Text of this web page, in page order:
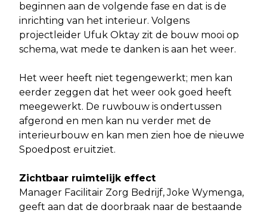
beginnen aan de volgende fase en dat is de
inrichting van het interieur. Volgens
projectleider Ufuk Oktay zit de bouw mooi op
schema, wat mede te danken is aan het weer.
Het weer heeft niet tegengewerkt; men kan
eerder zeggen dat het weer ook goed heeft
meegewerkt. De ruwbouw is ondertussen
afgerond en men kan nu verder met de
interieurbouw en kan men zien hoe de nieuwe
Spoedpost eruitziet.
Zichtbaar ruimtelijk effect
Manager Facilitair Zorg Bedrijf, Joke Wymenga,
geeft aan dat de doorbraak naar de bestaande